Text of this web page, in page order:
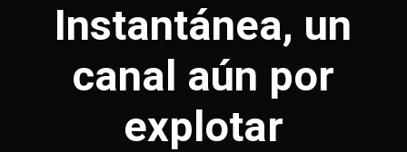
Instantánea, un
canal aún por
explotar